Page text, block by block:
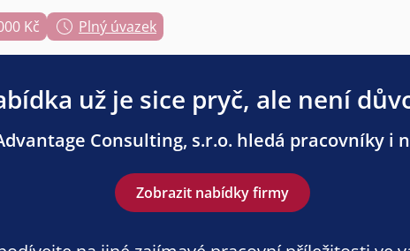
Kč Plný úvazek
už je sice pryč, ale není
Consulting, s.r.o. hledá pracovníky i
Zobrazit nabídky firmy